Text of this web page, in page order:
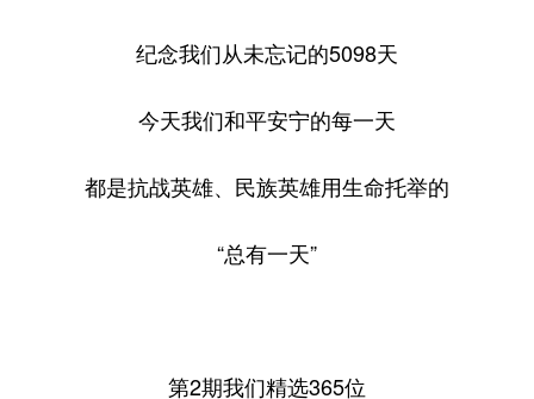
纪念我们从未忘记的5098天
今天我们和平安宁的每一天
都是抗战英雄、民族英雄用生命托举的
“总有一天”
第2期我们精选365位